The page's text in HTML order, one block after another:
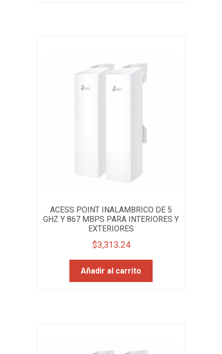
ACESS POINT INALAMBRICO DE 5
GHZ Y 867 MBPS PARA INTERIORES Y
EXTERIORES
$3,313.24
Añadir al carrito